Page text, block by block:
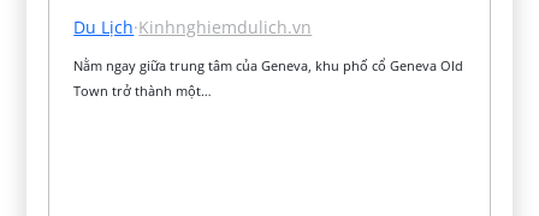
Du Lịch·Kinhnghiemdulich.vn
Nằm ngay giữa trung tâm của Geneva, khu phố cổ Geneva Old
Town trở thành một…